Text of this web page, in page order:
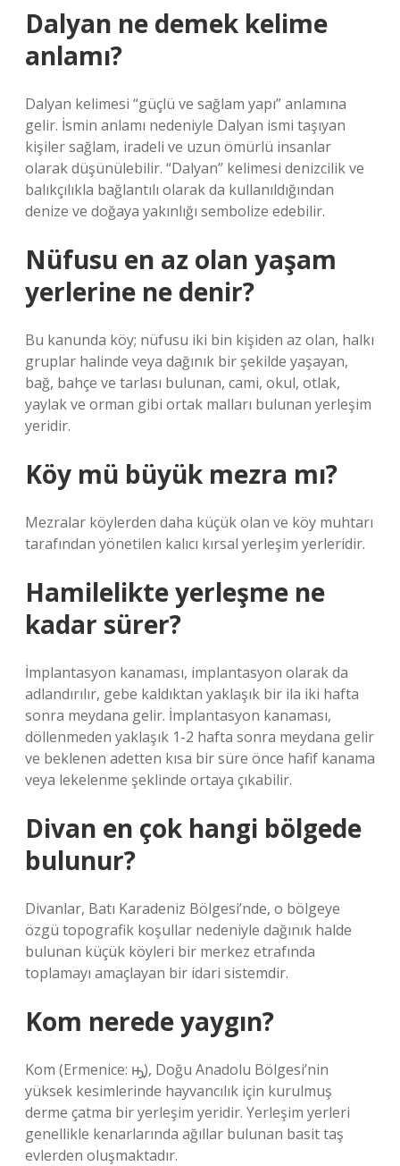
Dalyan ne demek kelime
anlamı?
Dalyan kelimesi “güçlü ve sağlam yapı” anlamına
gelir. İsmin anlamı nedeniyle Dalyan ismi taşıyan
kişiler sağlam, iradeli ve uzun ömürlü insanlar
olarak düşünülebilir. “Dalyan” kelimesi denizcilik ve
balıkçılıkla bağlantılı olarak da kullanıldığından
denize ve doğaya yakınlığı sembolize edebilir.
Nüfusu en az olan yaşam
yerlerine ne denir?
Bu kanunda köy; nüfusu iki bin kişiden az olan, halkı
gruplar halinde veya dağınık bir şekilde yaşayan,
bağ, bahçe ve tarlası bulunan, cami, okul, otlak,
yaylak ve orman gibi ortak malları bulunan yerleşim
yeridir.
Köy mü büyük mezra mı?
Mezralar köylerden daha küçük olan ve köy muhtarı
tarafından yönetilen kalıcı kırsal yerleşim yerleridir.
Hamilelikte yerleşme ne
kadar sürer?
İmplantasyon kanaması, implantasyon olarak da
adlandırılır, gebe kaldıktan yaklaşık bir ila iki hafta
sonra meydana gelir. İmplantasyon kanaması,
döllenmeden yaklaşık 1-2 hafta sonra meydana gelir
ve beklenen adetten kısa bir süre önce hafif kanama
veya lekelenme şeklinde ortaya çıkabilir.
Divan en çok hangi bölgede
bulunur?
Divanlar, Batı Karadeniz Bölgesi’nde, o bölgeye
özgü topografik koşullar nedeniyle dağınık halde
bulunan küçük köyleri bir merkez etrafında
toplamayı amaçlayan bir idari sistemdir.
Kom nerede yaygın?
Kom (Ermenice: ԣֵָ), Doğu Anadolu Bölgesi’nin
yüksek kesimlerinde hayvancılık için kurulmuş
derme çatma bir yerleşim yeridir. Yerleşim yerleri
genellikle kenarlarında ağıllar bulunan basit taş
evlerden oluşmaktadır.